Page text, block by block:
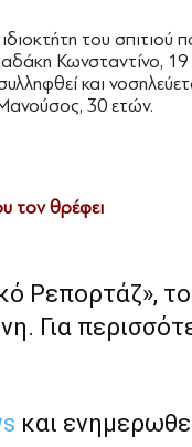
του σπιτιού
Κωνσταντίνο, 19
και
30 ετών.
τον θρέφει
Ρεπορτάζ»,
Για
και